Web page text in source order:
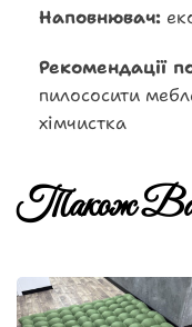
Наповнювач:
Рекомендації
пилососити
хімчистка
Також Вам